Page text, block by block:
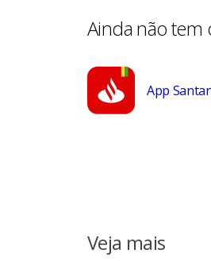
Ainda não tem
App
Veja mais